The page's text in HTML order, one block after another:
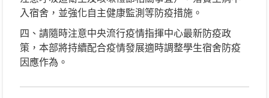
入宿舍，並強化自主健康監測等防疫措施。
四、請隨時注意中央流行疫情指揮中心最新防疫政
策，本部將持續配合疫情發展適時調整學生宿舍防疫
因應作為。